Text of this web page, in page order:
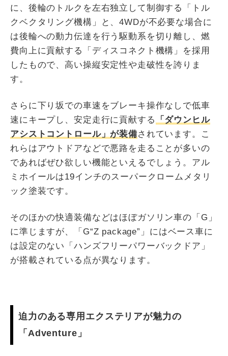
に、後輪のトルクを左右独立して制御する「トル
クベクタリング機構」と、4WDが不必要な場合に
は後輪への動力伝達を行う駆動系を切り離し、燃
費向上に貢献する「ディスコネクト機構」を採用
したもので、高い操縦安定性や走破性を誇りま
す。
さらに下り坂での車速をブレーキ操作なしで低車
速にキープし、安定走行に貢献する
「ダウンヒル
アシストコントロール」が装備されています。こ
れらはアウトドアなどで悪路を走ることが多いの
であればぜひ欲しい機能といえるでしょう。アル
ミホイールは19インチのスーパークロームメタリ
ック塗装です。
そのほかの快適装備などはほぼガソリン車の「G」
に準じますが、「G“Z package”」にはベース車に
は設定のない「ハンズフリーパワーバックドア」
が搭載されている点が異なります。
迫力のある専用エクステリアが魅力の
「Adventure」